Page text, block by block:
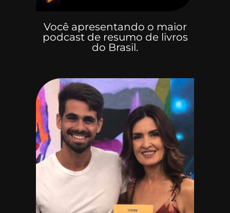
Você apresentando o maior
podcast de resumo de livros
do Brasil.